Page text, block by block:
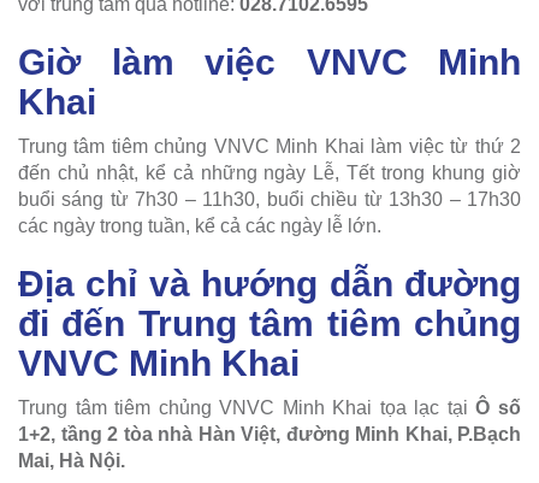
với trung tâm qua hotline: 028.7102.6595
Giờ làm việc VNVC Minh
Khai
Trung tâm tiêm chủng VNVC Minh Khai làm việc từ thứ 2
đến chủ nhật, kể cả những ngày Lễ, Tết trong khung giờ
buổi sáng từ 7h30 – 11h30, buổi chiều từ 13h30 – 17h30
các ngày trong tuần, kể cả các ngày lễ lớn.
Địa chỉ và hướng dẫn đường
đi đến Trung tâm tiêm chủng
VNVC Minh Khai
Trung tâm tiêm chủng VNVC Minh Khai tọa lạc tạiÔ số
1+2, tầng 2 tòa nhà Hàn Việt, đường Minh Khai, P.Bạch
Mai, Hà Nội.